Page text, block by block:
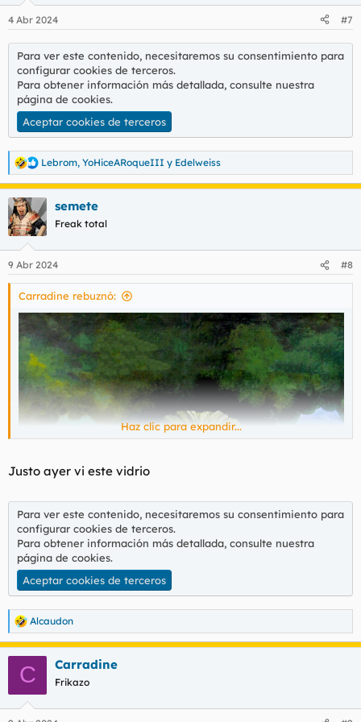
e
4 Abr 2024 #7
Para ver este contenido, necesitaremos su consentimiento para
configurar cookies de terceros.
Para obtener información más detallada, consulte nuestra
página de cookies.
Aceptar cookies de terceros
R
e
a
c
c
i
e
s
Lebrom, YoHiceARoqueIII y Edelweiss
semete
Freak total
9 Abr 2024 #8
Carradine rebuznó:
Haz clic para expandir...
Justo ayer vi este vidrio
Para ver este contenido, necesitaremos su consentimiento para
configurar cookies de terceros.
Para obtener información más detallada, consulte nuestra
página de cookies.
Aceptar cookies de terceros
R
e
a
Alcaudon
C Carradine
Frikazo